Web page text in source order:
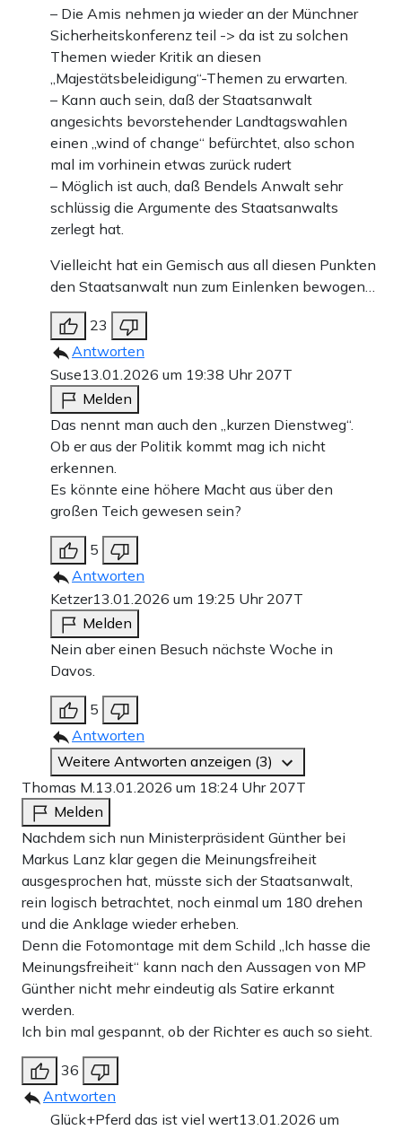
– Die Amis nehmen ja wieder an der Münchner
Sicherheitskonferenz teil -> da ist zu solchen
Themen wieder Kritik an diesen
„Majestätsbeleidigung“-Themen zu erwarten.
– Kann auch sein, daß der Staatsanwalt
angesichts bevorstehender Landtagswahlen
einen „wind of change“ befürchtet, also schon
mal im vorhinein etwas zurück rudert
– Möglich ist auch, daß Bendels Anwalt sehr
schlüssig die Argumente des Staatsanwalts
zerlegt hat.
Vielleicht hat ein Gemisch aus all diesen Punkten
den Staatsanwalt nun zum Einlenken bewogen…
23
Antworten
Suse13.01.2026 um 19:38 Uhr 207T
Melden
Das nennt man auch den „kurzen Dienstweg“.
Ob er aus der Politik kommt mag ich nicht
erkennen.
Es könnte eine höhere Macht aus über den
großen Teich gewesen sein?
5
Antworten
Ketzer13.01.2026 um 19:25 Uhr 207T
Melden
Nein aber einen Besuch nächste Woche in
Davos.
5
Antworten
Weitere Antworten anzeigen (3)
Thomas M. 13.01.2026 um 18:24 Uhr 207T
Melden
Nachdem sich nun Ministerpräsident Günther bei
Markus Lanz klar gegen die Meinungsfreiheit
ausgesprochen hat, müsste sich der Staatsanwalt,
rein logisch betrachtet, noch einmal um 180 drehen
und die Anklage wieder erheben.
Denn die Fotomontage mit dem Schild „Ich hasse die
Meinungsfreiheit“ kann nach den Aussagen von MP
Günther nicht mehr eindeutig als Satire erkannt
werden.
Ich bin mal gespannt, ob der Richter es auch so sieht.
36
Antworten
Glück+Pferd das ist viel wert13.01.2026 um